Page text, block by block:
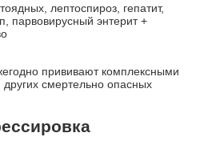
лептоспироз, гепатит,
парвовирусный энтерит +
прививают комплексными
смертельно опасных